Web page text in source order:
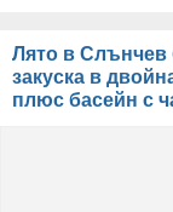
Лято в Слънчев
закуска в
плюс басейн с